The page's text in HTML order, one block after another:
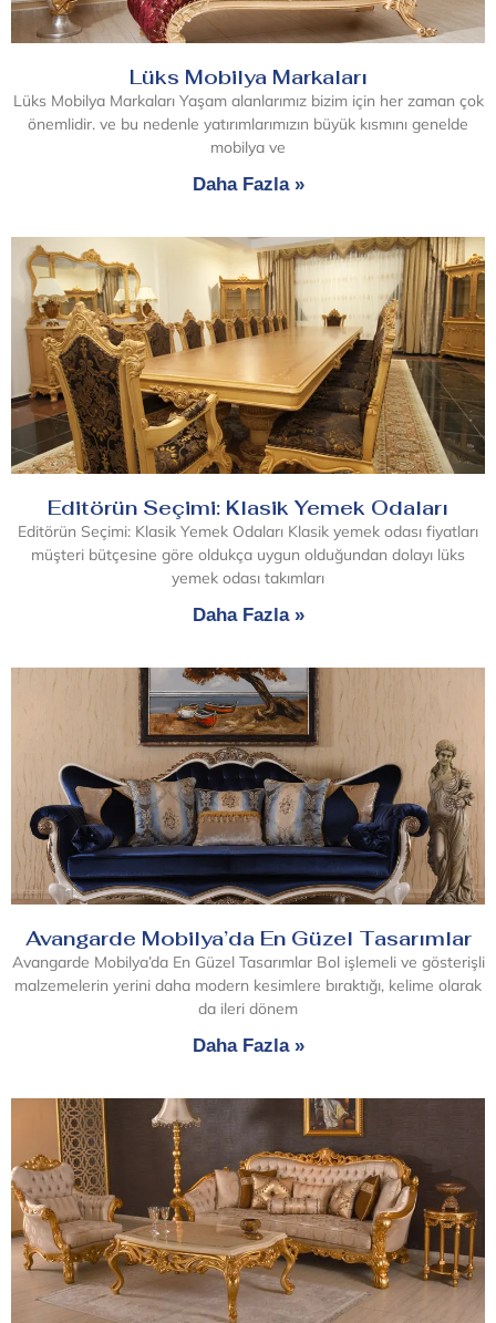
Lüks Mobilya Markaları
Lüks Mobilya Markaları Yaşam alanlarımız bizim için her zaman çok
önemlidir. ve bu nedenle yatırımlarımızın büyük kısmını genelde
mobilya ve
Daha Fazla »
Editörün Seçimi: Klasik Yemek Odaları
Editörün Seçimi: Klasik Yemek Odaları Klasik yemek odası fiyatları
müşteri bütçesine göre oldukça uygun olduğundan dolayı lüks
yemek odası takımları
Daha Fazla »
Avangarde Mobilya’da En Güzel Tasarımlar
Avangarde Mobilya’da En Güzel Tasarımlar Bol işlemeli ve gösterişli
malzemelerin yerini daha modern kesimlere bıraktığı, kelime olarak
da ileri dönem
Daha Fazla »